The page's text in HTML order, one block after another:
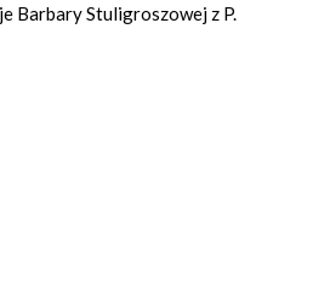
Barbary Stuligroszowej z P.